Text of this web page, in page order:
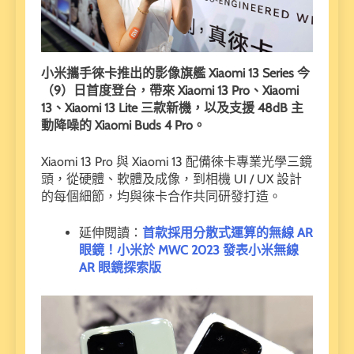
小米攜手徠卡推出的影像旗艦 Xiaomi 13 Series 今
（9）日首度登台，帶來 Xiaomi 13 Pro、Xiaomi
13、Xiaomi 13 Lite 三款新機，以及支援 48dB 主
動降噪的 Xiaomi Buds 4 Pro。
Xiaomi 13 Pro 與 Xiaomi 13 配備徠卡專業光學三鏡
頭，從硬體、軟體及成像，到相機 UI / UX 設計
的每個細節，均與徠卡合作共同研發打造。
延伸閱讀： 首款採用分散式運算的無線 AR
眼鏡！小米於 MWC 2023 發表小米無線
AR 眼鏡探索版